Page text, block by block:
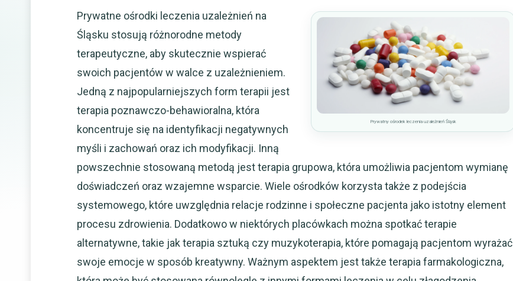
Prywatny ośrodek leczenia uzależnień Śląsk
Prywatne ośrodki leczenia uzależnień na
Śląsku stosują różnorodne metody
terapeutyczne, aby skutecznie wspierać
swoich pacjentów w walce z uzależnieniem.
Jedną z najpopularniejszych form terapii jest
terapia poznawczo-behawioralna, która
koncentruje się na identyfikacji negatywnych
myśli i zachowań oraz ich modyfikacji. Inną
powszechnie stosowaną metodą jest terapia grupowa, która umożliwia pacjentom wymianę
doświadczeń oraz wzajemne wsparcie. Wiele ośrodków korzysta także z podejścia
systemowego, które uwzględnia relacje rodzinne i społeczne pacjenta jako istotny element
procesu zdrowienia. Dodatkowo w niektórych placówkach można spotkać terapie
alternatywne, takie jak terapia sztuką czy muzykoterapia, które pomagają pacjentom wyrażać
swoje emocje w sposób kreatywny. Ważnym aspektem jest także terapia farmakologiczna,